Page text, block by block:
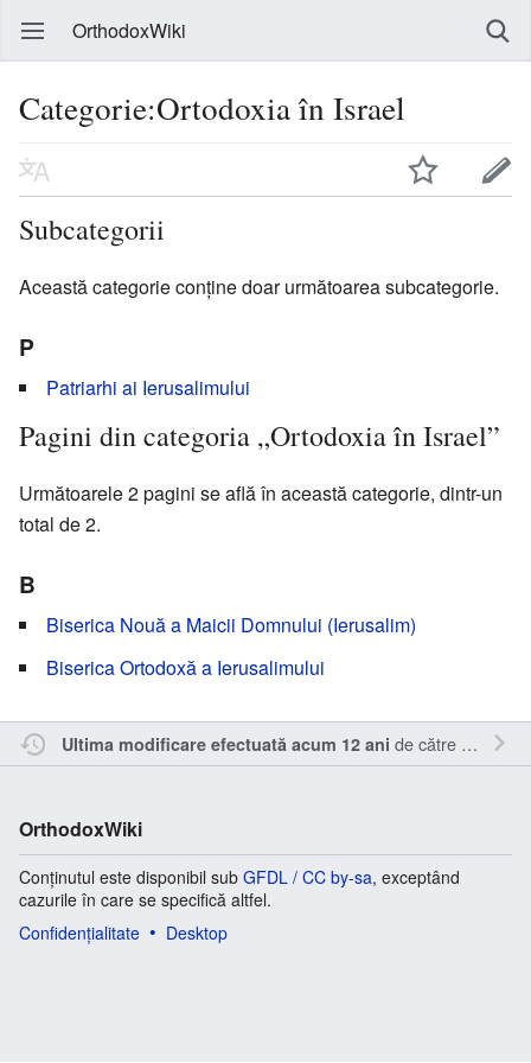
OrthodoxWiki
Categorie:Ortodoxia în Israel
Subcategorii
Această categorie conține doar următoarea subcategorie.
P
Patriarhi ai Ierusalimului
Pagini din categoria „Ortodoxia în Israel”
Următoarele 2 pagini se află în această categorie, dintr-un
total de 2.
B
Biserica Nouă a Maicii Domnului (Ierusalim)
Biserica Ortodoxă a Ierusalimului
Ultima modificare efectuată acum 12 ani de către Nick15
OrthodoxWiki
Conținutul este disponibil sub GFDL / CC by-sa, exceptând
cazurile în care se specifică altfel.
Confidențialitate
Desktop